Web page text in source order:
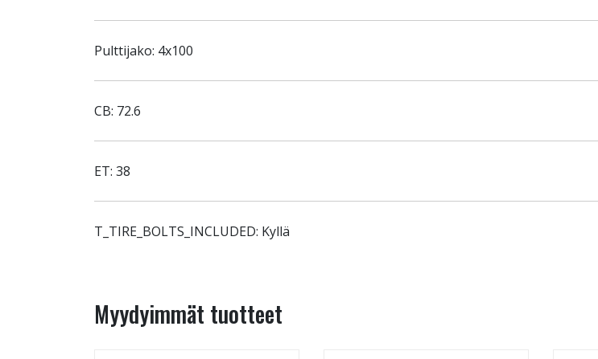
Pulttijako: 4x100
CB: 72.6
ET: 38
T_TIRE_BOLTS_INCLUDED: Kyllä
Myydyimmät tuotteet